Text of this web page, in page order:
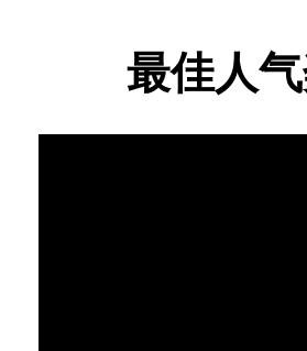
最佳人